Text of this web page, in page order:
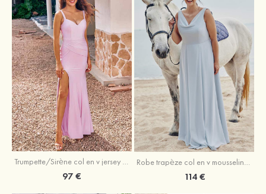
Trumpette/Sirène col en v jersey ras du sol robe de demoiselle d'honneur
97 € 114 €